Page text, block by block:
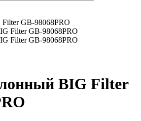
GB-98068PRO
BIG Filter